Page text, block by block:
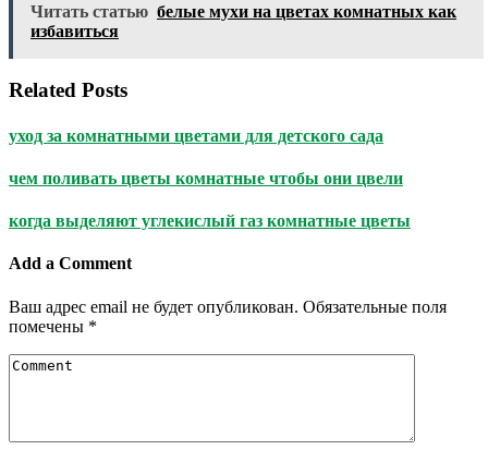
Читать статью белые мухи на цветах комнатных как
избавиться
Related Posts
уход за комнатными цветами для детского сада
чем поливать цветы комнатные чтобы они цвели
когда выделяют углекислый газ комнатные цветы
Add a Comment
Ваш адрес email не будет опубликован. Обязательные поля
помечены *